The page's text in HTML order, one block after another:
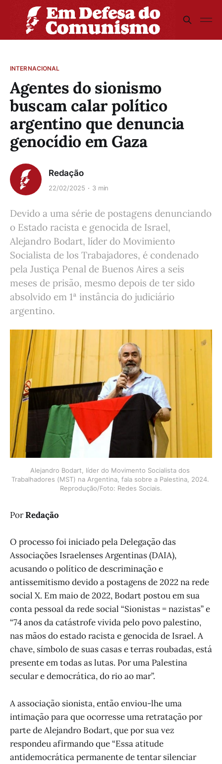
INTERNACIONAL
Agentes do sionismo
buscam calar político
argentino que denuncia
genocídio em Gaza
Redação
22/02/2025 3 min
Devido a uma série de postagens denunciando
o Estado racista e genocida de Israel,
Alejandro Bodart, líder do Movimiento
Socialista de los Trabajadores, é condenado
pela Justiça Penal de Buenos Aires a seis
meses de prisão, mesmo depois de ter sido
absolvido em 1ª instância do judiciário
argentino.
Alejandro Bodart, líder do Movimento Socialista dos
Trabalhadores (MST) na Argentina, fala sobre a Palestina, 2024.
Reprodução/Foto: Redes Sociais.
PorRedação
O processo foi iniciado pela Delegação das
Associações Israelenses Argentinas (DAIA),
acusando o político de descriminação e
antissemitismo devido a postagens de 2022 na rede
social X. Em maio de 2022, Bodart postou em sua
conta pessoal da rede social “Sionistas = nazistas” e
“74 anos da catástrofe vivida pelo povo palestino,
nas mãos do estado racista e genocida de Israel. A
chave, símbolo de suas casas e terras roubadas, está
presente em todas as lutas. Por uma Palestina
secular e democrática, do rio ao mar”.
A associação sionista, então enviou-lhe uma
intimação para que ocorresse uma retratação por
parte de Alejandro Bodart, que por sua vez
respondeu afirmando que “Essa atitude
antidemocrática permanente de tentar silenciar